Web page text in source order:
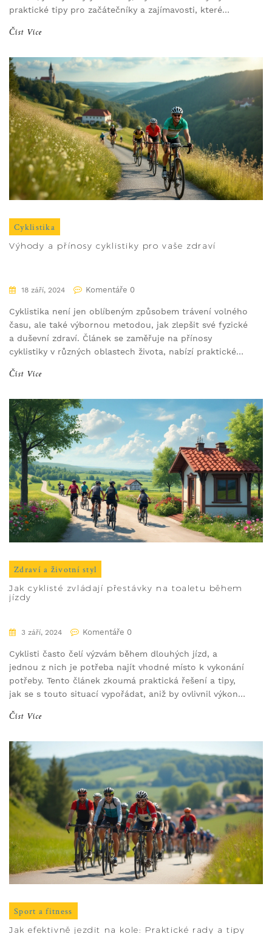
praktické tipy pro začátečníky a zajímavosti, které
Číst Více
Cyklistika
Výhody a přínosy cyklistiky pro vaše zdraví
18 září, 2024 Komentáře 0
Cyklistika není jen oblíbeným způsobem trávení volného
času, ale také výbornou metodou, jak zlepšit své fyzické
a duševní zdraví. Článek se zaměřuje na přínosy
cyklistiky v různých oblastech života, nabízí praktické
zařadit tento sport do své denní rutiny.
Číst Více
Zdraví a životní styl
Jak cyklisté zvládají přestávky na toaletu během
jízdy
3 září, 2024 Komentáře 0
Cyklisti často čelí výzvám během dlouhých jízd, a
jednou z nich je potřeba najít vhodné místo k vykonání
potřeby. Tento článek zkoumá praktická řešení a tipy,
jak se s touto situací vypořádat, aniž by ovlivnil výkon
Číst Více
Sport a fitness
Jak efektivně jezdit na kole: Praktické rady a tipy